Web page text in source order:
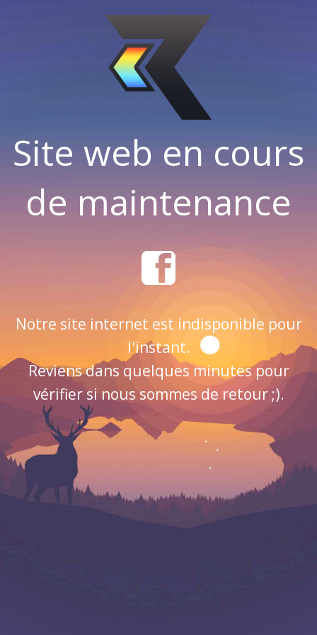
Site web en cours
de maintenance
Notre site internet est indisponible pour
l'instant.
Reviens dans quelques minutes pour
vérifier si nous sommes de retour ;).